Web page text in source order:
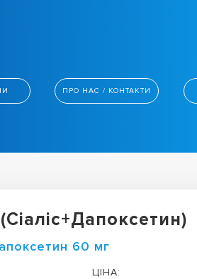
ПРО НАС / КОНТАКТИ
60 мг
ЦІНА: